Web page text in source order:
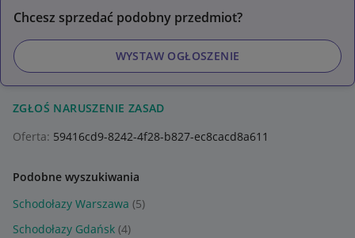
Chcesz sprzedać podobny przedmiot?
WYSTAW OGŁOSZENIE
ZGŁOŚ NARUSZENIE ZASAD
Oferta: 59416cd9-8242-4f28-b827-ec8cacd8a611
Podobne wyszukiwania
Schodołazy Warszawa (5)
Schodołazy Gdańsk (4)